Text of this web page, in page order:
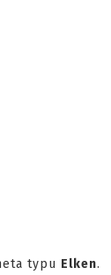
typu Elken.